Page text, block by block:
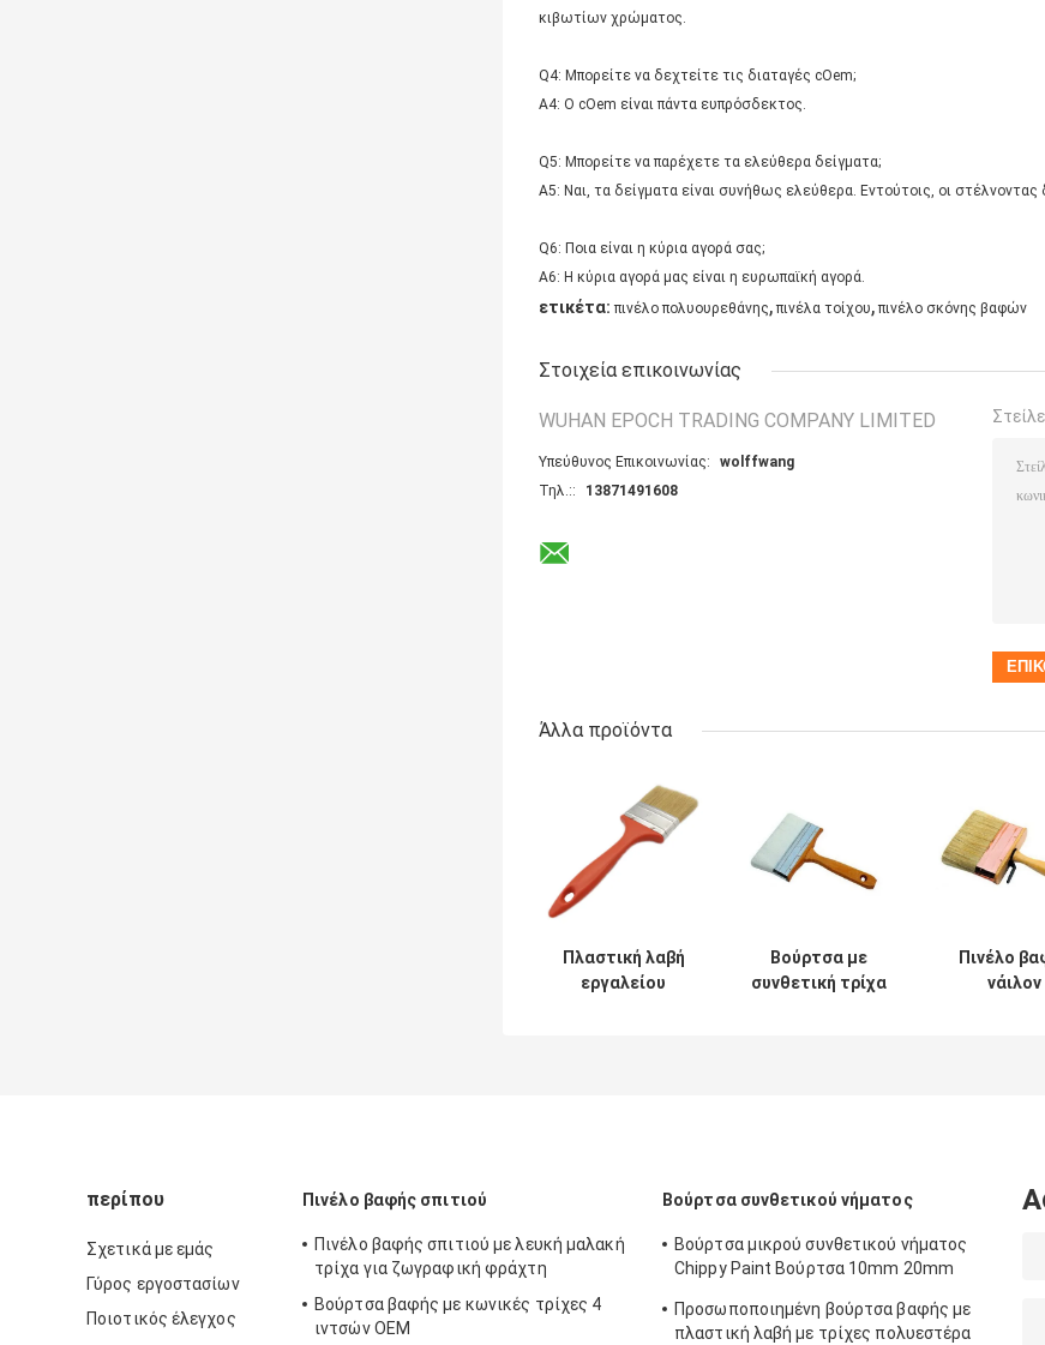
κιβωτίων χρώματος.
Q4: Μπορείτε να δεχτείτε τις διαταγές cOem;
A4: Ο cOem είναι πάντα ευπρόσδεκτος.
Q5: Μπορείτε να παρέχετε τα ελεύθερα δείγματα;
A5: Ναι, τα δείγματα είναι συνήθως ελεύθερα. Εντούτοις, οι
Q6: Ποια είναι η κύρια αγορά σας;
A6: Η κύρια αγορά μας είναι η ευρωπαϊκή αγορά.
ετικέτα: πινέλο πολυουρεθάνης, πινέλα τοίχου, πινέλο σκόνης βαφών
Στοιχεία επικοινωνίας
WUHAN EPOCH TRADING COMPANY LIMITED
Υπεύθυνος Επικοινωνίας:
wolffwang
Τηλ.::
13871491608
Άλλα προϊόντα
Πλαστική λαβή
εργαλείου
Βούρτσα με
συνθετική τρίχα
Πινέλο
νάιλον
περίπου
Σχετικά με εμάς
Γύρος εργοστασίων
Ποιοτικός έλεγχος
Πινέλο βαφής σπιτιού
Πινέλο βαφής σπιτιού με λευκή μαλακή
τρίχα για ζωγραφική φράχτη
Βούρτσα βαφής με κωνικές τρίχες 4
ιντσών OEM
Βούρτσα συνθετικού νήματος
Βούρτσα μικρού συνθετικού νήματος
Chippy Paint Βούρτσα 10mm 20mm
Προσωποποιημένη βούρτσα βαφής με
πλαστική λαβή με τρίχες πολυεστέρα